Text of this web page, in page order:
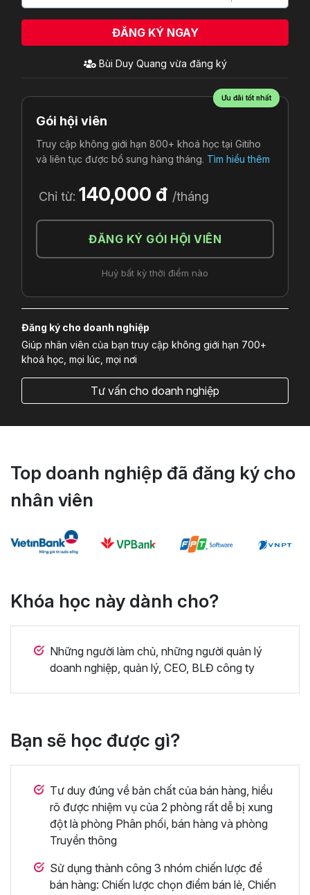
ĐĂNG KÝ NGAY
Bùi Duy Quang vừa đăng ký
Ưu đãi tốt nhất
Gói hội viên
Truy cập không giới hạn 800+ khoá học tại Gitiho
và liên tục được bổ sung hàng tháng. Tìm hiểu thêm
Chỉ từ: 140,000 đ /tháng
ĐĂNG KÝ GÓI HỘI VIÊN
Huỷ bất kỳ thời điểm nào
Đăng ký cho doanh nghiệp
Giúp nhân viên của bạn truy cập không giới hạn 700+
khoá học, mọi lúc, mọi nơi
Tư vấn cho doanh nghiệp
Top doanh nghiệp đã đăng ký cho
nhân viên
Khóa học này dành cho?
Những người làm chủ, những người quản lý
doanh nghiệp, quản lý, CEO, BLĐ công ty
Bạn sẽ học được gì?
Tư duy đúng về bản chất của bán hàng, hiểu
rõ được nhiệm vụ của 2 phòng rất dễ bị xung
đột là phòng Phân phối, bán hàng và phòng
Truyền thông
Sử dụng thành công 3 nhóm chiến lược để
bán hàng: Chiến lược chọn điểm bán lẻ, Chiến